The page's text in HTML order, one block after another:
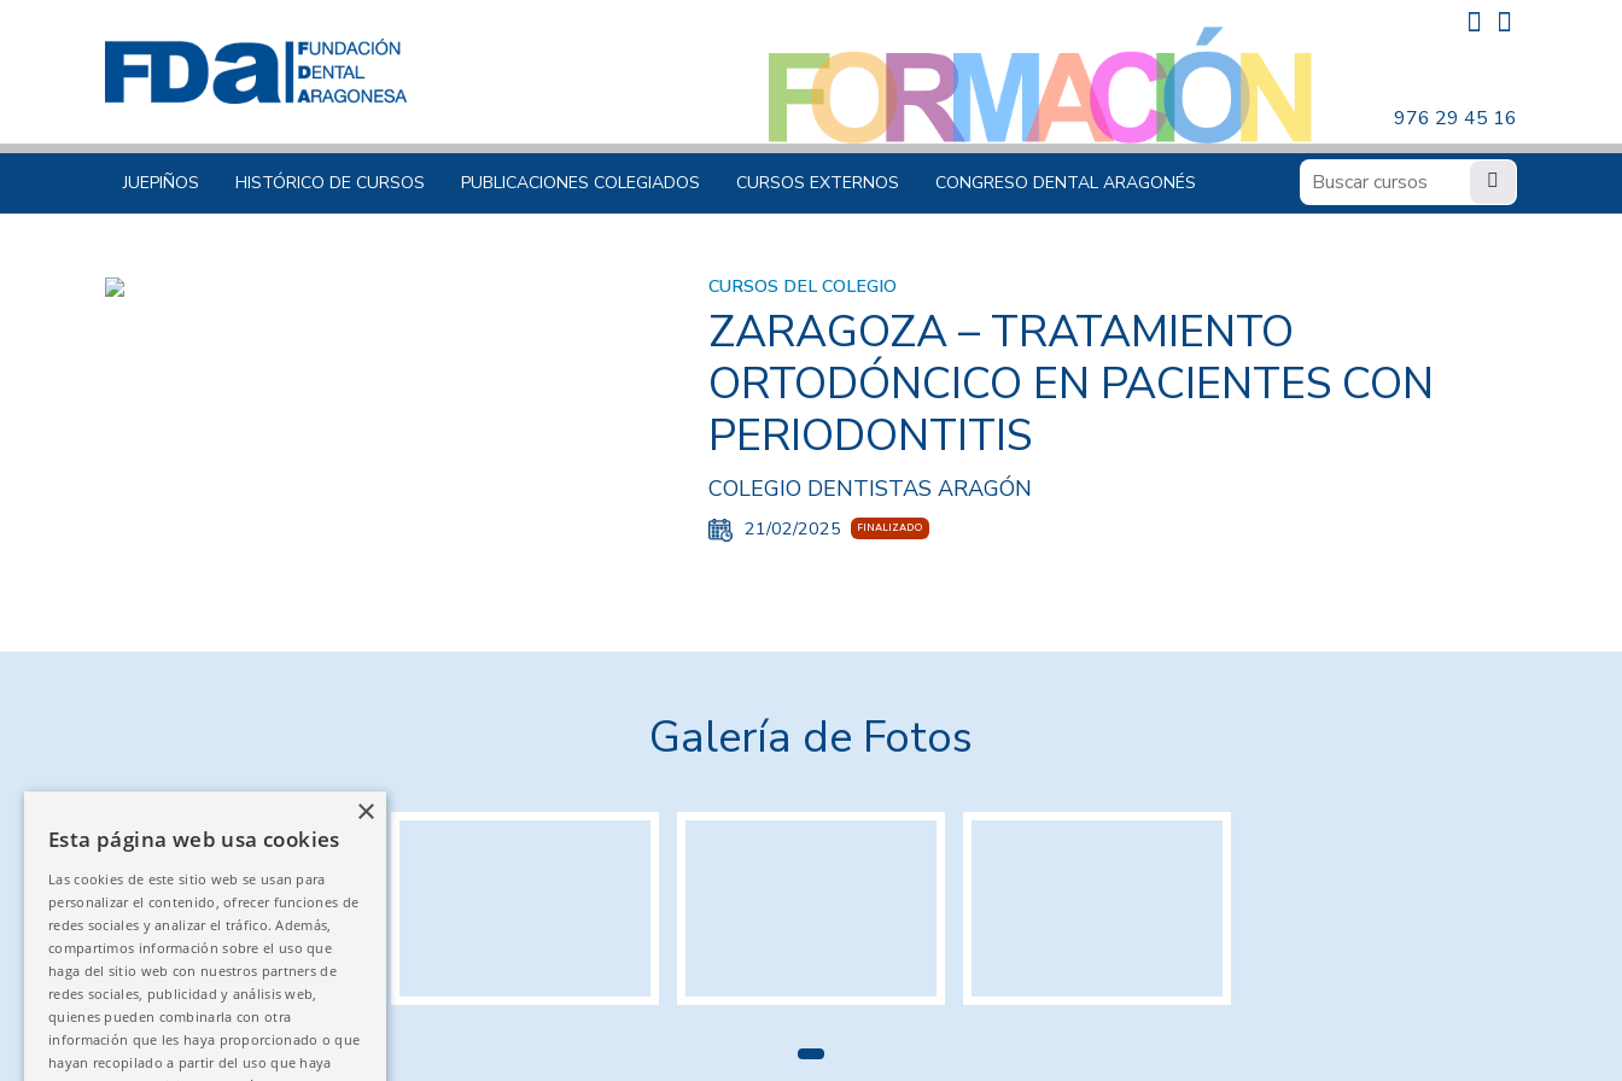
976 29 45 16
JUEPIÑOS HISTÓRICO DE CURSOS PUBLICACIONES COLEGIADOS CURSOS EXTERNOS CONGRESO DENTAL ARAGONÉS
CURSOS DEL COLEGIO
ZARAGOZA – TRATAMIENTO
ORTODÓNCICO EN PACIENTES CON
PERIODONTITIS
COLEGIO DENTISTAS ARAGÓN
21/02/2025 FINALIZADO
Galería de Fotos
Esta página web usa cookies
Las cookies de este sitio web se usan para
personalizar el contenido, ofrecer funciones de
redes sociales y analizar el tráfico. Además,
compartimos información sobre el uso que
haga del sitio web con nuestros partners de
redes sociales, publicidad y análisis web,
quienes pueden combinarla con otra
información que les haya proporcionado o que
hayan recopilado a partir del uso que haya
×